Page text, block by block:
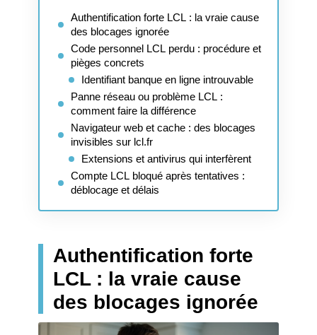
Authentification forte LCL : la vraie cause
des blocages ignorée
Code personnel LCL perdu : procédure et
pièges concrets
Identifiant banque en ligne introuvable
Panne réseau ou problème LCL :
comment faire la différence
Navigateur web et cache : des blocages
invisibles sur lcl.fr
Extensions et antivirus qui interfèrent
Compte LCL bloqué après tentatives :
déblocage et délais
Authentification forte
LCL : la vraie cause
des blocages ignorée